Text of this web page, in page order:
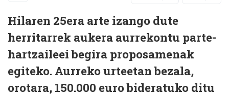
Hilaren 25era arte izango dute
herritarrek aukera aurrekontu parte-
hartzaileei begira proposamenak
egiteko. Aurreko urteetan bezala,
orotara, 150.000 euro bideratuko ditu